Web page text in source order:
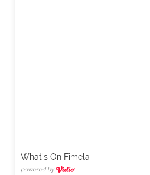
What's On Fimela
powered by